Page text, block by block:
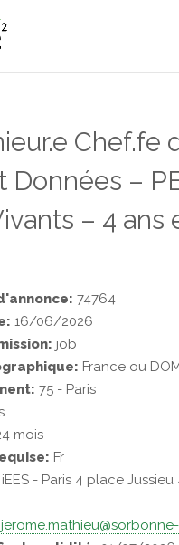
Chef.fe
Données –
– 4 ans
74764
16/06/2026
job
France ou
75 - Paris
mois
Fr
iEES - Paris 4 place